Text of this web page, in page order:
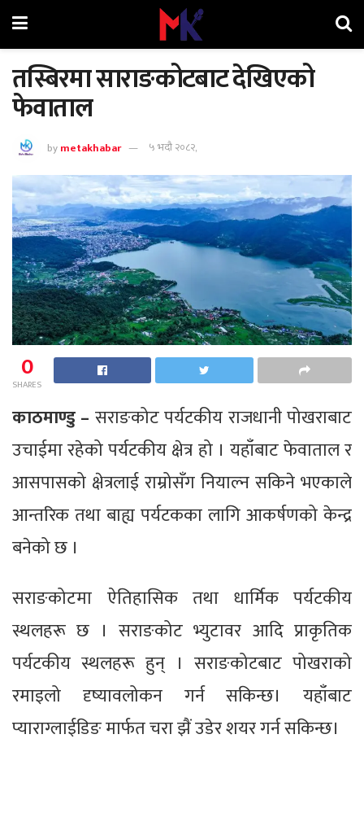
तस्बिरमा साराङकोटबाट देखिएको
फेवाताल
bymetakhabar ५ भदौ २०८२,
0
SHARES
काठमाण्डु – सराङकोट पर्यटकीय राजधानी पोखराबाट
उचाईमा रहेको पर्यटकीय क्षेत्र हो । यहाँबाट फेवाताल र
आसपासको क्षेत्रलाई राम्रोसँग नियाल्न सकिने भएकाले
आन्तरिक तथा बाह्य पर्यटकका लागि आकर्षणको केन्द्र
बनेको छ ।
सराङकोटमा ऐतिहासिक तथा धार्मिक पर्यटकीय
स्थलहरू छ । सराङकोट भ्युटावर आदि प्राकृतिक
पर्यटकीय स्थलहरू हुन् । सराङकोटबाट पोखराको
रमाइलो दृष्यावलोकन गर्न सकिन्छ। यहाँबाट
प्याराग्लाईडिङ मार्फत चरा झैं उडेर शयर गर्न सकिन्छ।